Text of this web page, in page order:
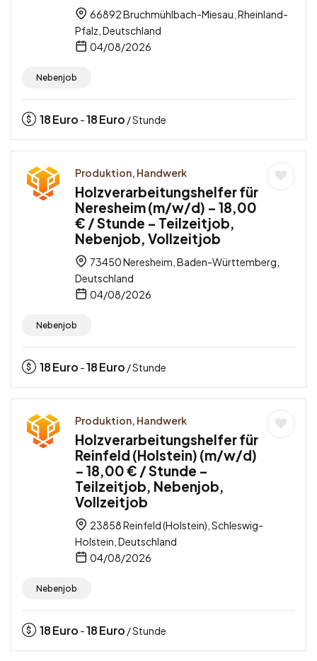
66892 Bruchmühlbach-Miesau, Rheinland-
Pfalz, Deutschland
04/08/2026
Nebenjob
18Euro -18Euro / Stunde
Produktion, Handwerk
Holzverarbeitungshelfer für
Neresheim (m/w/d) – 18,00
€ / Stunde – Teilzeitjob,
Nebenjob, Vollzeitjob
73450 Neresheim, Baden-Württemberg,
Deutschland
04/08/2026
Nebenjob
18Euro -18Euro / Stunde
Produktion, Handwerk
Holzverarbeitungshelfer für
Reinfeld (Holstein) (m/w/d)
– 18,00 € / Stunde –
Teilzeitjob, Nebenjob,
Vollzeitjob
23858 Reinfeld (Holstein), Schleswig-
Holstein, Deutschland
04/08/2026
Nebenjob
18Euro -18Euro / Stunde